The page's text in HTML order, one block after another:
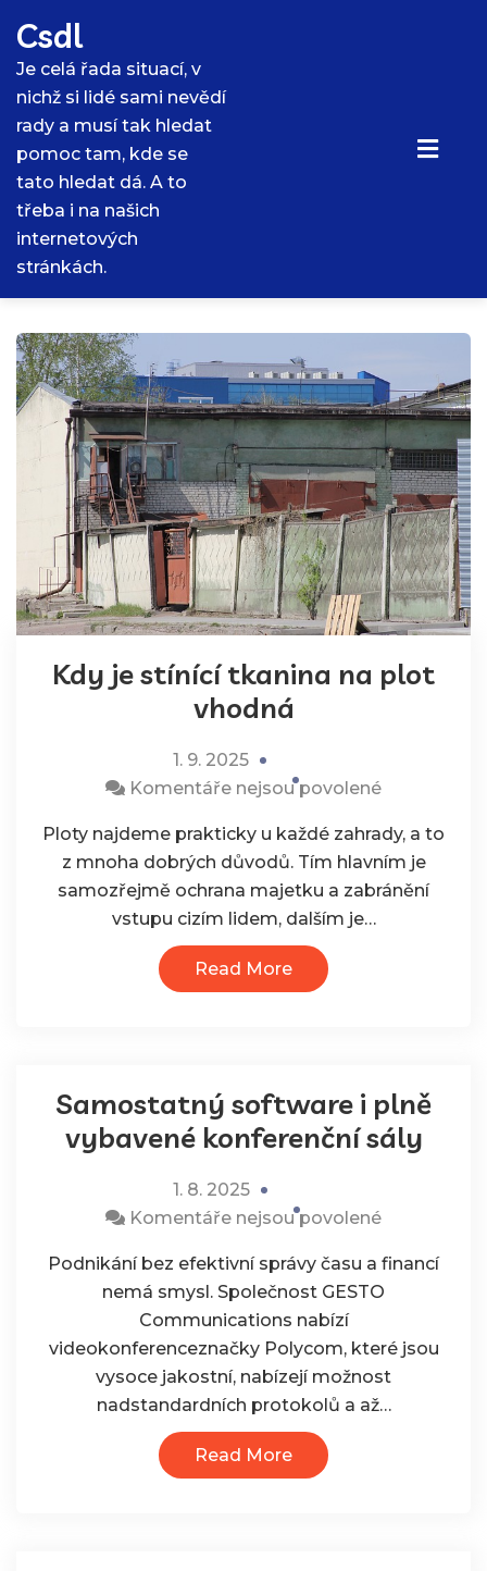
to
content
Csdl
Je celá řada situací, v
nichž si lidé sami nevědí
rady a musí tak hledat
pomoc tam, kde se
tato hledat dá. A to
třeba i na našich
internetových
stránkách.
Kdy je stínící tkanina na plot
vhodná
1. 9. 2025
Komentáře nejsou povolenéu
s
názvem
Kdy
Ploty najdeme prakticky u každé zahrady, a to
z mnoha dobrých důvodů. Tím hlavním je
samozřejmě ochrana majetku a zabránění
vstupu cizím lidem, dalším je…
Read More
Samostatný software i plně
vybavené konferenční sály
1. 8. 2025
Komentáře nejsou povolenéu
s
názvem
software
i
plně
Podnikání bez efektivní správy času a financí
nemá smysl. Společnost GESTO
Communications nabízí
videokonferenceznačky Polycom, které jsou
vysoce jakostní, nabízejí možnost
nadstandardních protokolů a až…
Read More